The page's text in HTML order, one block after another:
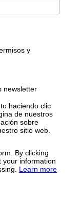
y
newsletter
haciendo clic
de nuestros
sobre
sitio web.
By clicking
your information
Learn more